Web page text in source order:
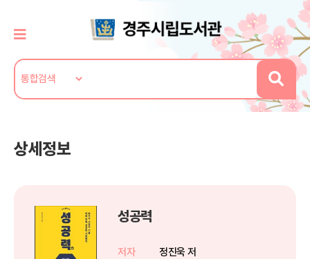
상세정보
성공력
저자
정진욱 저